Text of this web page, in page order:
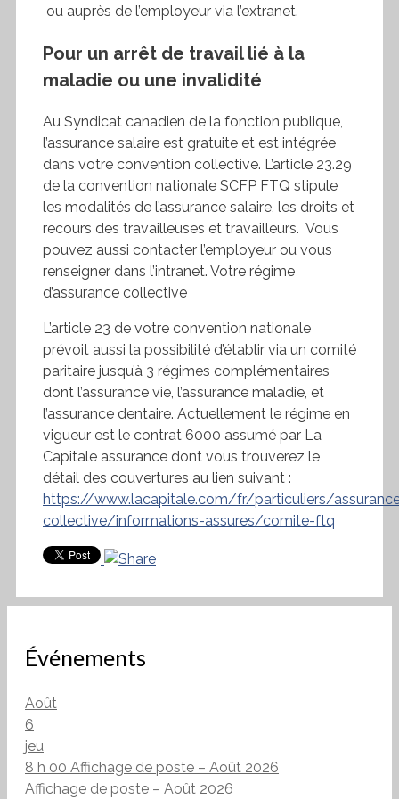
ou auprès de l’employeur via l’extranet.
Pour un arrêt de travail lié à la
maladie ou une invalidité
Au Syndicat canadien de la fonction publique,
l’assurance salaire est gratuite et est intégrée
dans votre convention collective. L’article 23.29
de la convention nationale SCFP FTQ stipule
les modalités de l’assurance salaire, les droits et
recours des travailleuses et travailleurs. Vous
pouvez aussi contacter l’employeur ou vous
renseigner dans l’intranet. Votre régime
d’assurance collective
L’article 23 de votre convention nationale
prévoit aussi la possibilité d’établir via un comité
paritaire jusqu’à 3 régimes complémentaires
dont l’assurance vie, l’assurance maladie, et
l’assurance dentaire. Actuellement le régime en
vigueur est le contrat 6000 assumé par La
Capitale assurance dont vous trouverez le
détail des couvertures au lien suivant :
https://www.lacapitale.com/fr/particuliers/
collective/informations-assures/comite-ftq
Événements
Août
6
jeu
8 h 00 Affichage de poste – Août 2026
Affichage de poste – Août 2026